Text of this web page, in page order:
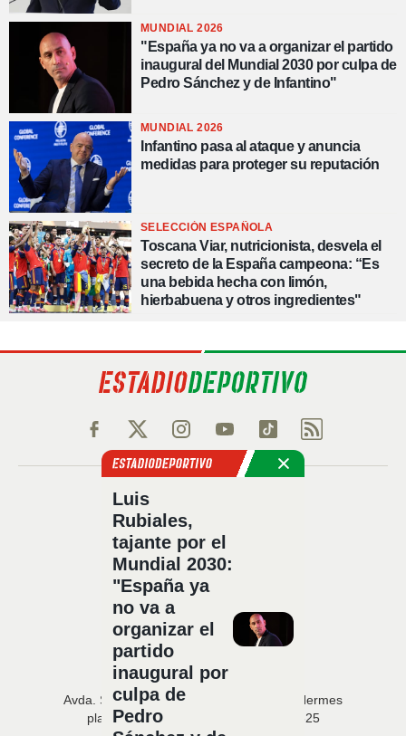
MUNDIAL 2026
"España ya no va a organizar el partido
inaugural del Mundial 2030 por culpa de
Pedro Sánchez y de Infantino"
MUNDIAL 2026
Infantino pasa al ataque y anuncia
medidas para proteger su reputación
SELECCIÓN ESPAÑOLA
Toscana Viar, nutricionista, desvela el
secreto de la España campeona: “Es
una bebida hecha con limón,
hierbabuena y otros ingredientes"
Política de privacidad
Política de cookies
Política Comercial
Aviso legal
Configuración de privacidad
Sobre nosotros
Código Ético
Avda. San Francisco Javier, 22 · Edificio Hermes
planta 5 · 41018 Sevilla · T. 954 216 525
Luis
Rubiales,
tajante por el
Mundial 2030:
"España ya
no va a
organizar el
partido
inaugural por
culpa de
Pedro